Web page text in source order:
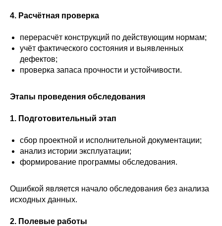
4. Расчётная проверка
перерасчёт конструкций по действующим нормам;
учёт фактического состояния и выявленных
дефектов;
проверка запаса прочности и устойчивости.
Этапы проведения обследования
1. Подготовительный этап
сбор проектной и исполнительной документации;
анализ истории эксплуатации;
формирование программы обследования.
Ошибкой является начало обследования без анализа
исходных данных.
2. Полевые работы